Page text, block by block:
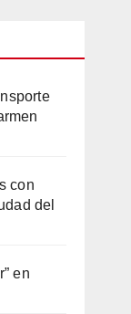
con
del
en